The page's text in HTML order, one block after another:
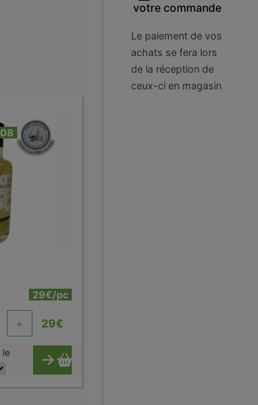
29€/pc
+ 29€
le
votre commande
Le paiement de vos
achats se fera lors
de la réception de
ceux-ci en magasin